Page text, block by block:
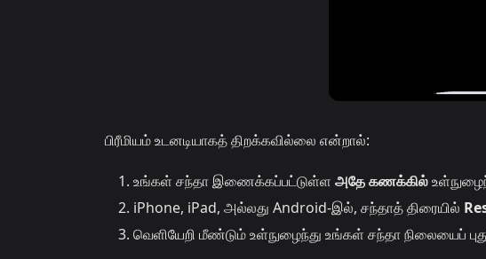
பிரீமியம் உடனடியாகத் திறக்கவில்லை என்றால்:
உங்கள் சந்தா இணைக்கப்பட்டுள்ள அதே கணக்கில்
iPhone, iPad, அல்லது Android-இல், சந்தாத் திரையில்
வெளியேறி மீண்டும் உள்நுழைந்து உங்கள் சந்தா நிலையைப்